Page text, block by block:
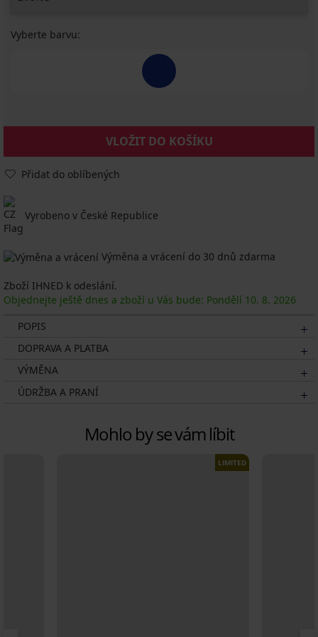
Vyberte barvu:
VLOŽIT DO KOŠÍKU
Přidat do oblíbených
Vyrobeno v České Republice
Výměna a vrácení do 30 dnů zdarma
Zboží IHNED k odeslání.
Objednejte ještě dnes a zboží u Vás bude: Pondělí 10. 8. 2026
POPIS
DOPRAVA A PLATBA
VÝMĚNA
ÚDRŽBA A PRANÍ
Mohlo by se vám líbit
LIMITED